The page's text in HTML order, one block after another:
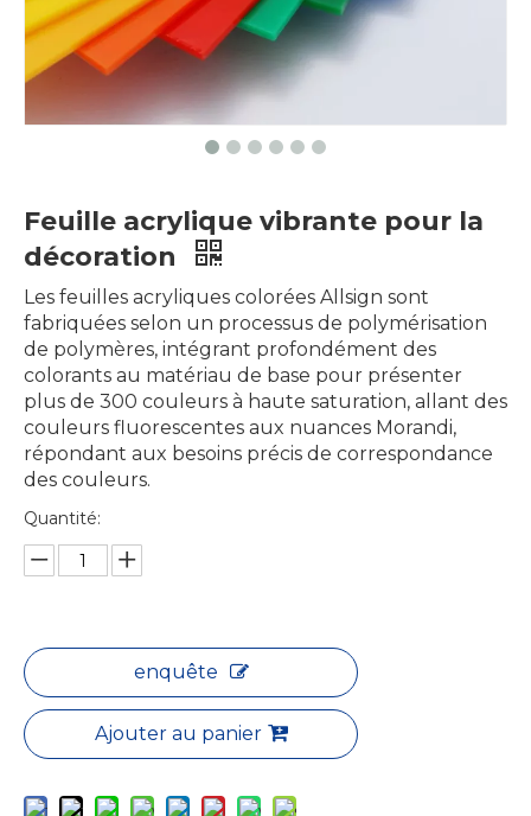
Feuille acrylique vibrante pour la
décoration​
Les feuilles acryliques colorées Allsign sont
fabriquées selon un processus de polymérisation
de polymères, intégrant profondément des
colorants au matériau de base pour présenter
plus de 300 couleurs à haute saturation, allant des
couleurs fluorescentes aux nuances Morandi,
répondant aux besoins précis de correspondance
des couleurs.
Quantité:
enquête
Ajouter au panier